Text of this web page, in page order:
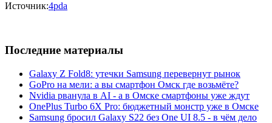
Источник:4pda
Последние материалы
Galaxy Z Fold8: утечки Samsung перевернут рынок
GoPro на мели: а вы смартфон Омск где возьмёте?
Nvidia рванула в AI - а в Омске смартфоны уже ждут
OnePlus Turbo 6X Pro: бюджетный монстр уже в Омске
Samsung бросил Galaxy S22 без One UI 8.5 - в чём дело